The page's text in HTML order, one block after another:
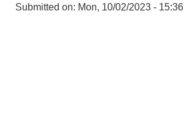
Submitted on: Mon, 10/02/2023 - 15:36